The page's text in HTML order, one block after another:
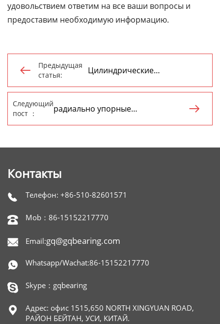
удовольствием ответим на все ваши вопросы и
предоставим необходимую информацию.

Предыдущая
статья:
Цилиндрические
Следующий
пост ：
радиально упорные

Контакты
 Телефон: +86-510-82601571
 Mob：86-15152217770
 Email:gq@gqbearing.com
 Whatsapp/Wachat:86-15152217770
 Skype：gqbearing

Адрес: офис 1515,650 NORTH XINGYUAN ROAD,
РАЙОН БЕЙТАН, УСИ, КИТАЙ.